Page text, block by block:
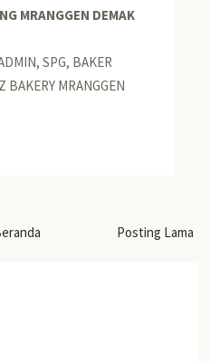
MRANGGEN DEMAK
SPG, BAKER
BAKERY MRANGGEN
Posting Lama